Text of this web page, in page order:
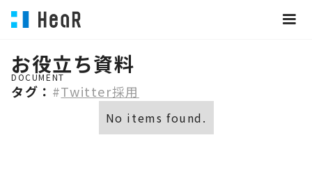
お役立ち資料
DOCUMENT
タグ： #Twitter採用
No items found.